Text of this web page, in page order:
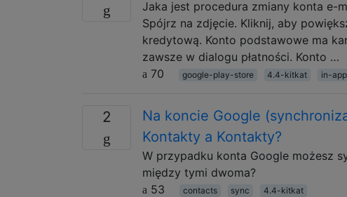
Jaka jest procedura zmiany konta e-
Spójrz na zdjęcie. Kliknij, aby
kredytową. Konto podstawowe ma
zawsze w dialogu płatności. Konto …
70
google-play-store 4.4-kitkat in-
2
Na koncie Google
Kontakty a Kontakty?
W przypadku konta Google możesz
między tymi dwoma?
53
contacts sync 4.4-kitkat